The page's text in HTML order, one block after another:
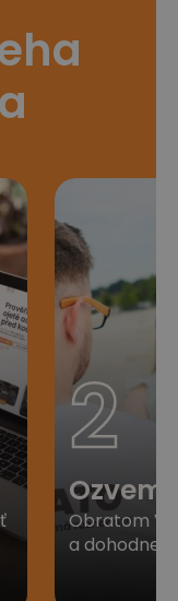
2
Obratom
a